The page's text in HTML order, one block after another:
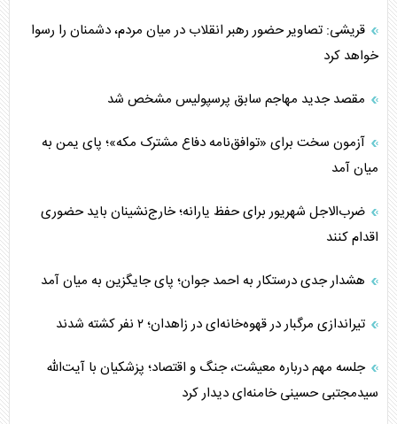
قریشی: تصاویر حضور رهبر انقلاب در میان مردم، دشمنان را رسوا
خواهد کرد
مقصد جدید مهاجم سابق پرسپولیس مشخص شد
آزمون سخت برای «توافق‌نامه دفاع مشترک مکه»؛ پای یمن به
میان آمد
ضرب‌الاجل شهریور برای حفظ یارانه؛ خارج‌نشینان باید حضوری
اقدام کنند
هشدار جدی درستکار به احمد جوان؛ پای جایگزین به میان آمد
تیراندازی مرگبار در قهوه‌خانه‌ای در زاهدان؛ ۲ نفر کشته شدند
جلسه مهم درباره معیشت، جنگ و اقتصاد؛ پزشکیان با آیت‌الله
سیدمجتبی حسینی خامنه‌ای دیدار کرد